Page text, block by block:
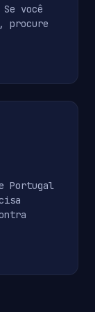
você
procure
Portugal